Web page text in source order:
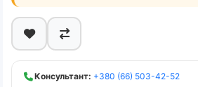
Консультант: +380 (66) 503-42-52